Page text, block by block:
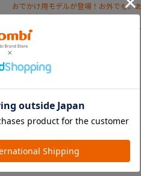
おでかけ用モデルが登場！お外でも、
しりふきで快適・キレイ。
対象月齢
0カ月～
￥5,478